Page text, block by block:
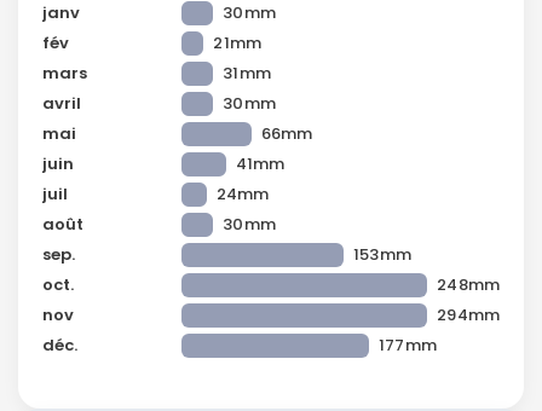
janv
30mm
fév
21mm
mars
31mm
avril
30mm
mai
66mm
juin
41mm
juil
24mm
août
30mm
sep.
153mm
oct.
248mm
nov
294mm
déc.
177mm